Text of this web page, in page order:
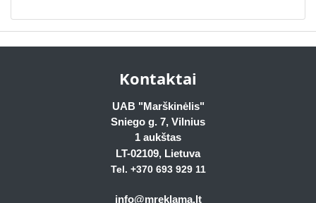
Kontaktai
UAB "Marškinėlis"
Sniego g. 7, Vilnius
1 aukštas
LT-02109, Lietuva
Tel. +370 693 929 11
info@mreklama.lt